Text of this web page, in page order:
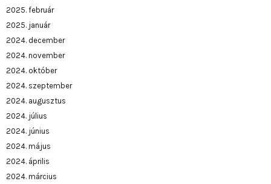
2025. február
2025. január
2024. december
2024. november
2024. október
2024. szeptember
2024. augusztus
2024. július
2024. június
2024. május
2024. április
2024. március